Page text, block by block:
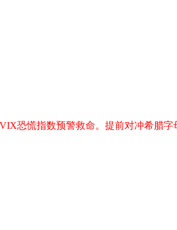
恐慌指数预警救命。提前对冲希腊